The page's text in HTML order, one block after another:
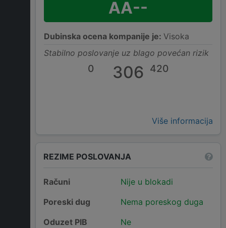
AA--
Dubinska ocena kompanije je: Visoka
Stabilno poslovanje uz blago povećan rizik
0 306 420
Više informacija
REZIME POSLOVANJA
Računi
Nije u blokadi
Poreski dug
Nema poreskog duga
Oduzet PIB
Ne